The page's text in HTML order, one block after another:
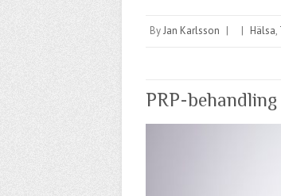
ByJan Karlsson | | Hälsa,
PRP-